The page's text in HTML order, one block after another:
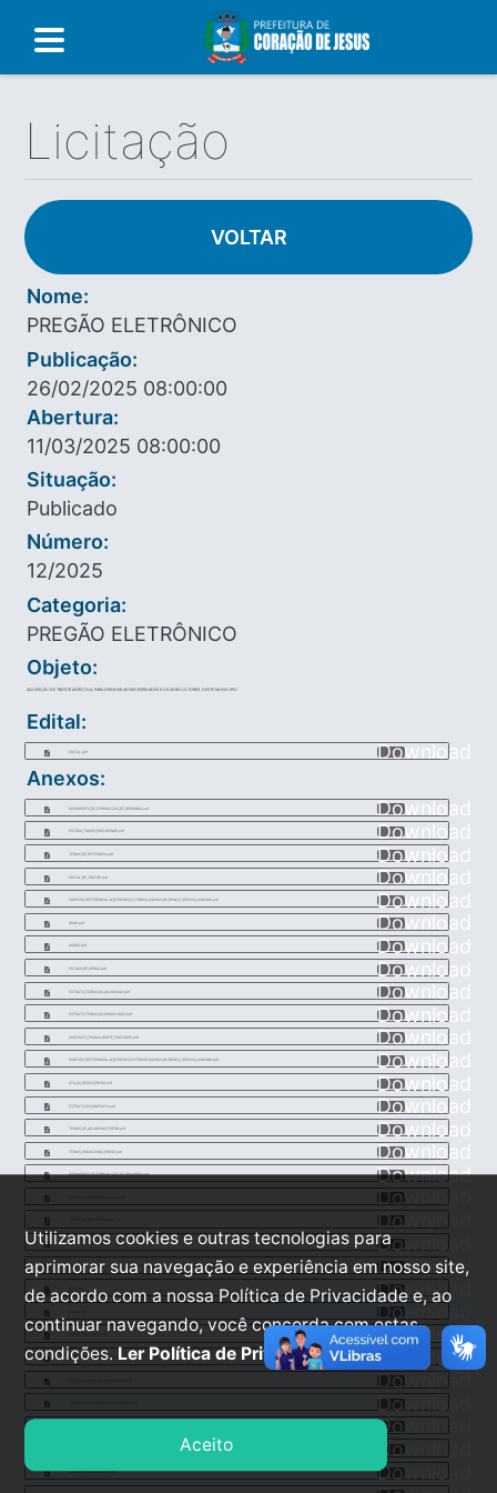
Licitação
VOLTAR
Nome:
PREGÃO ELETRÔNICO
Publicação:
26/02/2025 08:00:00
Abertura:
11/03/2025 08:00:00
Situação:
Publicado
Número:
12/2025
Categoria:
PREGÃO ELETRÔNICO
Objeto:
AQUISIÇÃO DE TRATOR AGRÍCOLA, PARA ATENDER AS NECESSIDADES DOS AGRICULTORES, DESTE MUNICIPIO.
Edital:
EDITAL.pdf
Download
Anexos:
DOCUMENTO_DE_FORMALIZAO_DE_DEMANDA.pdf Download
ESTUDO_TCNICO_PRELIMINAR.pdf Download
TERMO_DE_REFERNCIA.pdf Download
EDITAL_DE_TRATOR.pdf Download
PARECER_REFERENCIAL_N_11_PREGO_ELETRNICO_AQUISIO_DE_BENS_E_SERVIOS_COMUNS.pdf Download
AMM.pdf Download
DIARIO.pdf Download
ESTADO_DE_MINAS.pdf Download
EXTRATO_TERMO_DA_ADJUDICAO.pdf Download
EXTRATO_TERMO_DA_HOMOLOGAO.pdf Download
CONTRATO_TRIAMA_NORTE_TRATORES.pdf Download
PARECER_REFERENCIAL_N_11_PREGO_ELETRNICO_AQUISIO_DE_BENS_E_SERVIOS_COMUNS.pdf Download
ATA_DA_SESSO_PREGO.pdf Download
EXTRATO_DO_CONTRATO.pdf Download
TERMO_DE_ADJUDICAO_PREGO.pdf Download
TERMO_HOMOLOGAO_PREGO.pdf Download
DOCUMENTO_DE_FORMALIZAO_DE_DEMANDA.pdf Download
Download
Download
EDITAL_DE_TRATOR.pdf Download
PARECER_REFERENCIAL_N_11_PREGO_ELETRNICO_AQUISIO_DE_BENS_E_SERVIOS_COMUNS.pdf Download
Download
Download
Download
EXTRATO_TERMO_DA_ADJUDICAO.pdf Download
Download
Download
Download
Download
EXTRATO_DO_CONTRATO.pdf Download
Utilizamos cookies e outras tecnologias para
aprimorar sua navegação e experiência em nosso site,
de acordo com a nossa Política de Privacidade e, ao
continuar navegando, você concorda com estas
condições.Ler Política de Privacidade.
Aceito